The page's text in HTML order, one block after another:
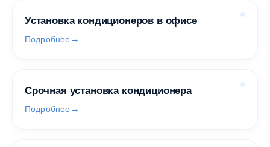
Установка кондиционеров в офисе
Подробнее
Срочная установка кондиционера
Подробнее